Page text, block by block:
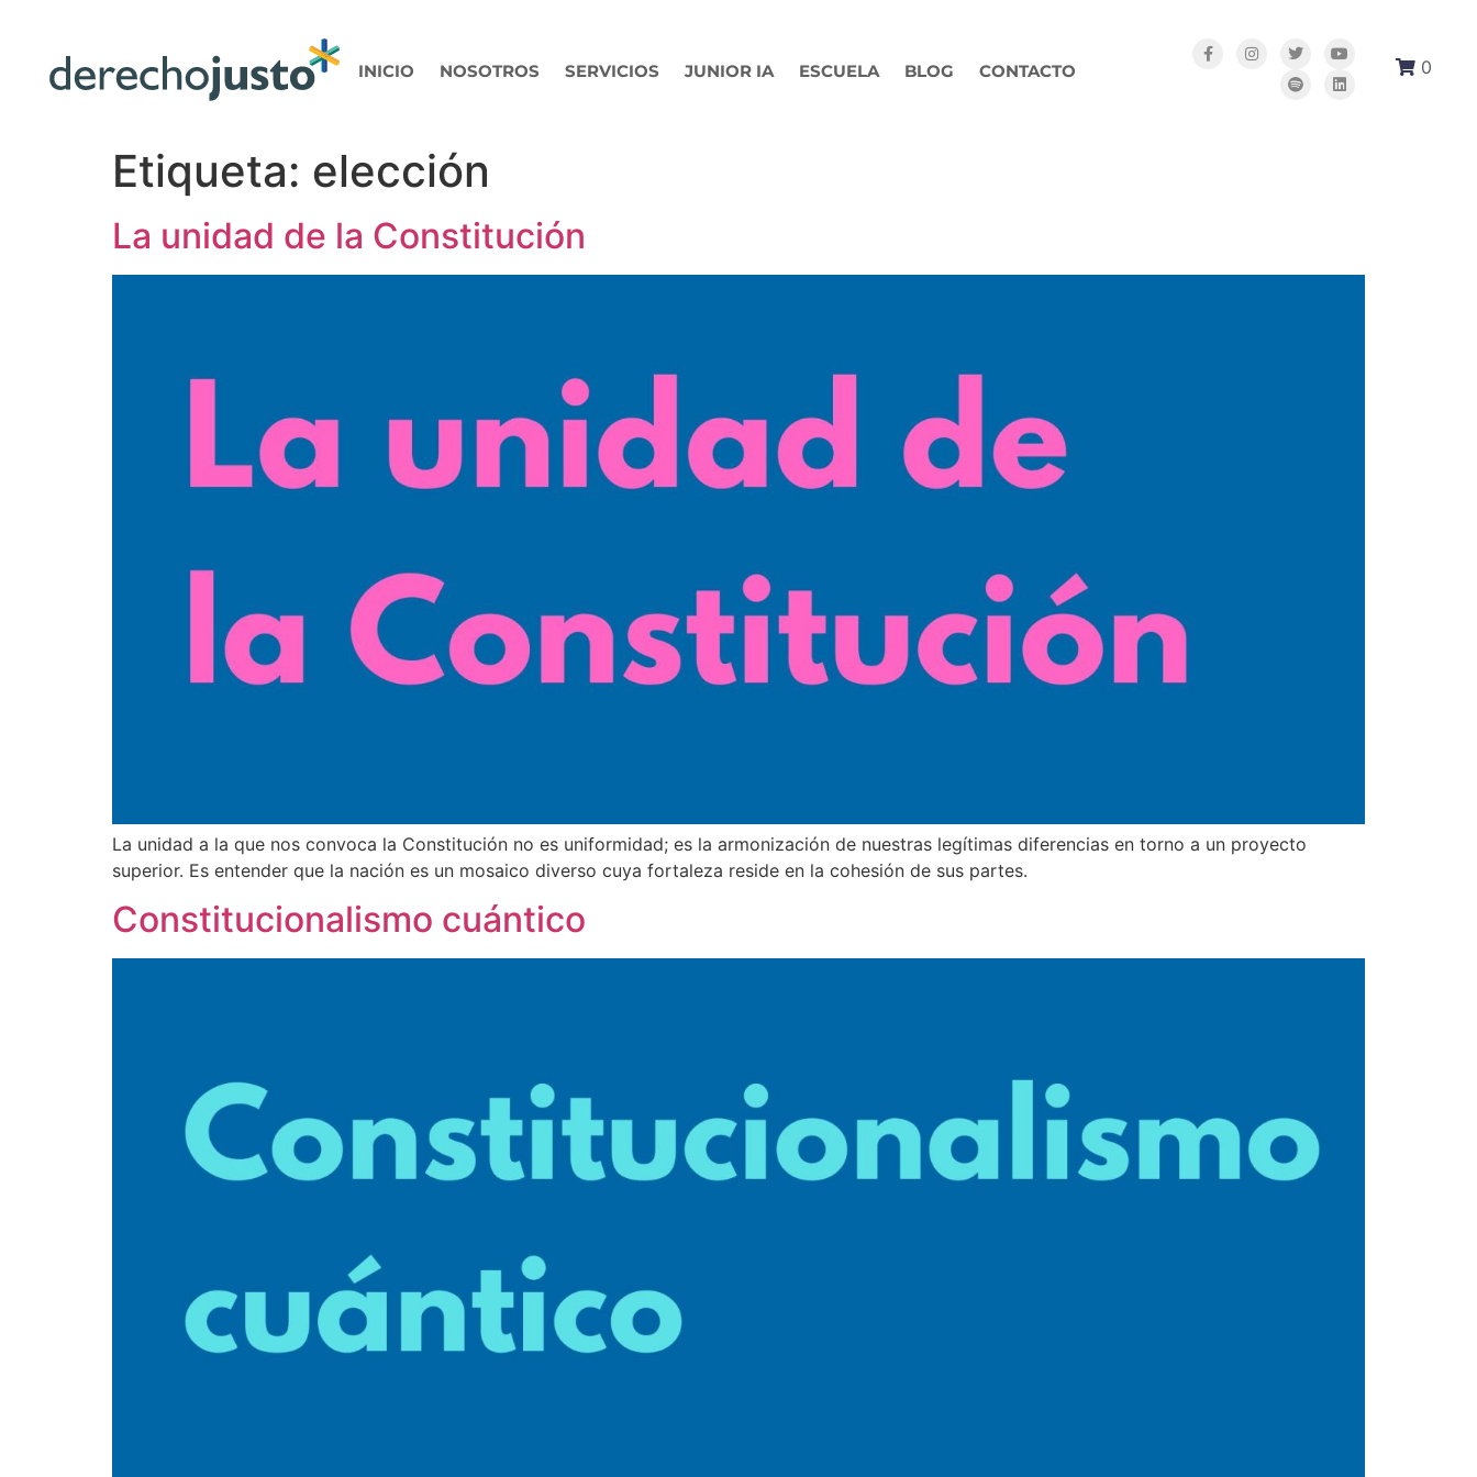
INICIO NOSOTROS SERVICIOS JUNIOR IA ESCUELA BLOG CONTACTO 0
Etiqueta: elección
La unidad de la Constitución
La unidad a la que nos convoca la Constitución no es uniformidad; es la armonización de nuestras legítimas diferencias en torno a un proyecto
superior. Es entender que la nación es un mosaico diverso cuya fortaleza reside en la cohesión de sus partes.
Constitucionalismo cuántico